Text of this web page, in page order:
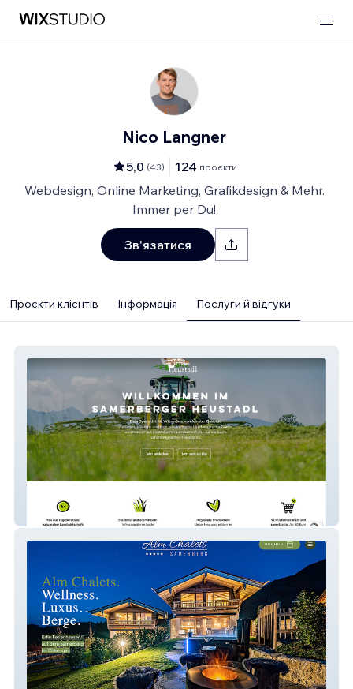
Nico Langner
5,0 (43) 124 проєкти
Webdesign, Online Marketing, Grafikdesign & Mehr.
Immer per Du!
Зв'язатися
Проєкти клієнтів Інформація Послуги й відгуки
Samerberger Heustadl